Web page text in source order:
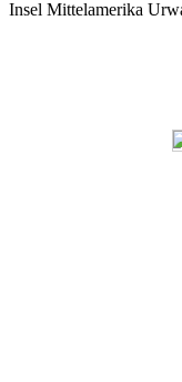
Insel Mittelamerika